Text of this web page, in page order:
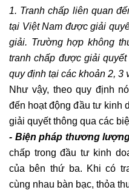
1. Tranh chấp liên quan
tại Việt Nam được giải
giải. Trường hợp không
tranh chấp được giải
quy định tại các khoản 2, 3
Như vậy, theo quy định
đến hoạt động đầu tư kinh
giải quyết thông qua các
- Biện pháp thương
chấp trong đầu tư kinh
của bên thứ ba. Khi có
cùng nhau bàn bạc, thỏa